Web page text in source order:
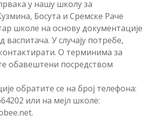
у нашу школу за
Босута и Сремске Раче
школе на основу документације
васпитача. У случају потребе,
О терминима за
обавештени посредством
обратите се на број телефона:
или на мејл школе: